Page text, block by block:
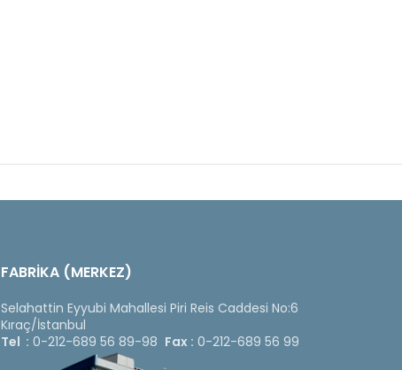
FABRİKA (MERKEZ)
Selahattin Eyyubi Mahallesi Piri Reis Caddesi No:6
Kıraç/İstanbul
Tel : 0-212-689 56 89-98 Fax : 0-212-689 56 99